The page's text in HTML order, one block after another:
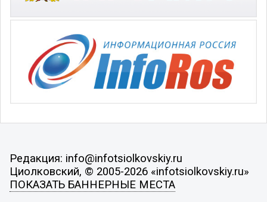
Редакция: info@infotsiolkovskiy.ru
Циолковский, © 2005-2026 «infotsiolkovskiy.ru»
ПОКАЗАТЬ БАННЕРНЫЕ МЕСТА